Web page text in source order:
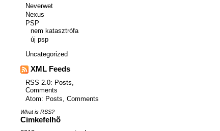
Neverwet
Nexus
PSP
nem katasztrófa
új psp
Uncategorized
XML Feeds
RSS 2.0: Posts,
Comments
Atom: Posts, Comments
What is RSS?
Cimkefelhõ